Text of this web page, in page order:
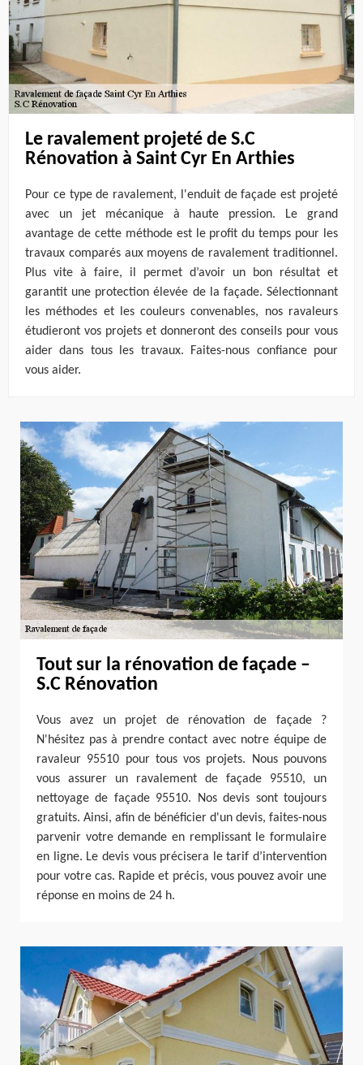
Le ravalement projeté de S.C
Rénovation à Saint Cyr En Arthies
Pour ce type de ravalement, l'enduit de façade est projeté
avec un jet mécanique à haute pression. Le grand
avantage de cette méthode est le profit du temps pour les
travaux comparés aux moyens de ravalement traditionnel.
Plus vite à faire, il permet d’avoir un bon résultat et
garantit une protection élevée de la façade. Sélectionnant
les méthodes et les couleurs convenables, nos ravaleurs
étudieront vos projets et donneront des conseils pour vous
aider dans tous les travaux. Faites-nous confiance pour
vous aider.
Tout sur la rénovation de façade –
S.C Rénovation
Vous avez un projet de rénovation de façade ?
N'hésitez pas à prendre contact avec notre équipe de
ravaleur 95510 pour tous vos projets. Nous pouvons
vous assurer un ravalement de façade 95510, un
nettoyage de façade 95510. Nos devis sont toujours
gratuits. Ainsi, afin de bénéficier d'un devis, faites-nous
parvenir votre demande en remplissant le formulaire
en ligne. Le devis vous précisera le tarif d’intervention
pour votre cas. Rapide et précis, vous pouvez avoir une
réponse en moins de 24 h.